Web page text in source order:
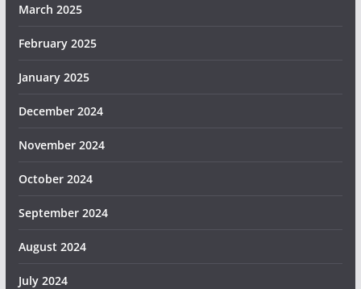
March 2025
February 2025
January 2025
December 2024
November 2024
October 2024
September 2024
August 2024
July 2024